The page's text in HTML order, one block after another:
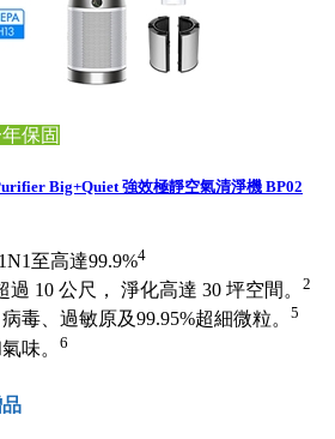
保固
Big+Quiet 強效極靜空氣清淨機 BP02
至高達99.9%4
過 10 公尺， 淨化高達 30 坪空間。 2
毒、過敏原及99.95%超細微粒。 5
味。 6